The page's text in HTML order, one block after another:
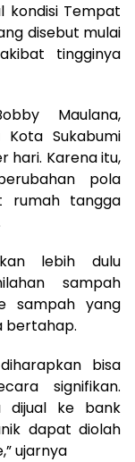
kondisi Tempat
disebut mulai
tingginya
Maulana,
Sukabumi
hari. Karena itu,
pola
rumah tangga
lebih dulu
sampah
sampah yang
bertahap.
bisa
signifikan.
dijual ke bank
dapat diolah
ujarnya